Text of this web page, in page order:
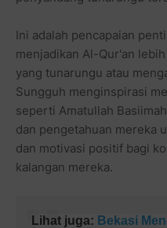
Ini adalah pencapaian
menjadikan Al-Qur'an
yang tunarungu atau
Sungguh menginspirasi
seperti Amatullah
dan pengetahuan mereka
dan motivasi positif bagi
kalangan mereka.
Lihat juga: Bekasi